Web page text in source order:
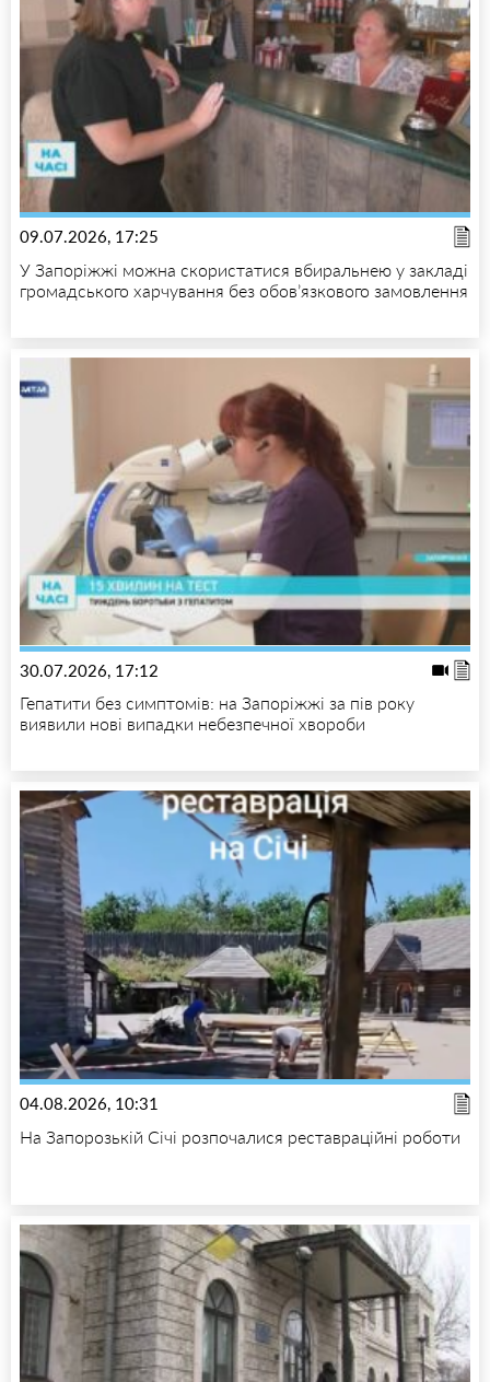
09.07.2026, 17:25
У Запоріжжі можна скористатися вбиральнею у закладі
громадського харчування без обов’язкового замовлення
30.07.2026, 17:12
Гепатити без симптомів: на Запоріжжі за пів року
виявили нові випадки небезпечної хвороби
04.08.2026, 10:31
На Запорозькій Січі розпочалися реставраційні роботи